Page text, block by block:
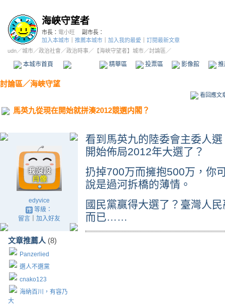
海峽守望者
市長： 電小旺
副市長：
加入本城市
推薦本城市 加入我的最愛
訂閱最新文章
udn／城市／政治社會 ／政治時事／ 【海峽守望者】城市／討論區／
本城市首頁 精華區 投票區 影像館
討論區／海峽守望
看回應文
馬英九從現在開始就拼湊2012競選内閣？
edyvice
等級：
留言｜ 加入好友
文章推薦人 (8)
Panzerlied
選人不選黨
cnako123
海納百川，有容乃
大
看到馬英九的陸委會主委人
開始佈局2012年大選了？
扔掉700万而擁抱500万，你
說是過河拆橋的薄情。
國民黨贏得大選了？臺灣人
而已……